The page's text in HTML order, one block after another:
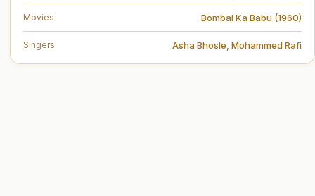
Movies Bombai Ka Babu (1960)
Singers Asha Bhosle Mohammed Rafi